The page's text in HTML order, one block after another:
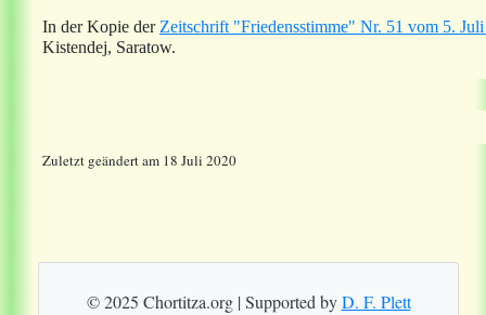
In der Kopie derZeitschrift "Friedensstimme" Nr. 51 vom 5.
Kistendej, Saratow.
Zuletzt geändert am 18 Juli 2020
© 2025 Chortitza.org | Supported byD. F. Plett